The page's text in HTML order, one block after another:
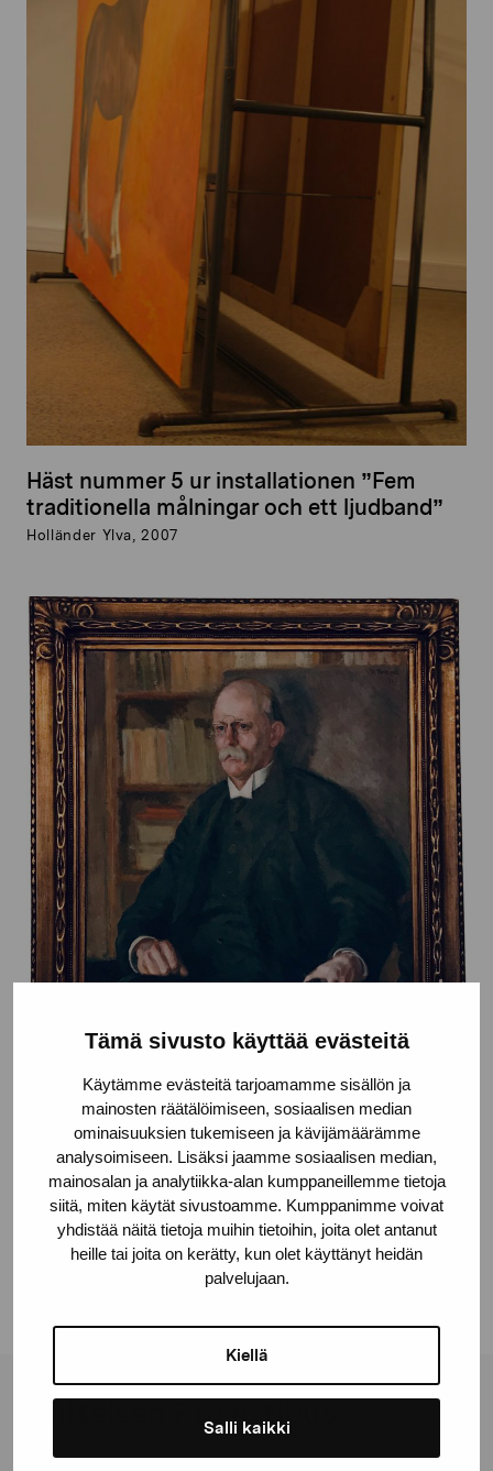
Tämä sivusto käyttää evästeitä
Käytämme evästeitä tarjoamamme sisällön ja
mainosten räätälöimiseen, sosiaalisen median
ominaisuuksien tukemiseen ja kävijämäärämme
analysoimiseen. Lisäksi jaamme sosiaalisen median,
mainosalan ja analytiikka-alan kumppaneillemme tietoja
siitä, miten käytät sivustoamme. Kumppanimme voivat
yhdistää näitä tietoja muihin tietoihin, joita olet antanut
heille tai joita on kerätty, kun olet käyttänyt heidän
palvelujaan.
Kiellä
Salli kaikki
Häst nummer 5 ur installationen ”Fem
traditionella målningar och ett ljudband”
Holländer Ylva, 2007
Porträtt av Eric von Rettig
1 2 3 … 81 82 83
Stiftelsen Pro Artibus